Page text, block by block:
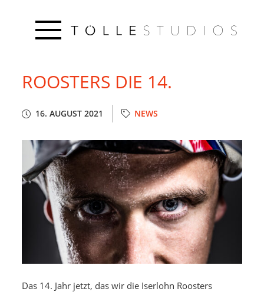
ROOSTERS DIE 14.
16. AUGUST 2021 NEWS
Das 14. Jahr jetzt, das wir die Iserlohn Roosters